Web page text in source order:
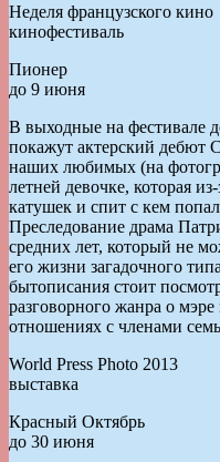
Неделя французского кино
кинофестиваль
Пионер
до 9 июня
В выходные на фестивале
покажут актерский дебют
наших любимых (на
летней девочке, которая
катушек и спит с кем
Преследование драма
средних лет, который не
его жизни загадочного
бытописания стоит
разговорного жанра о
отношениях с членами
World Press Photo 2013
выставка
Красный Октябрь
до 30 июня